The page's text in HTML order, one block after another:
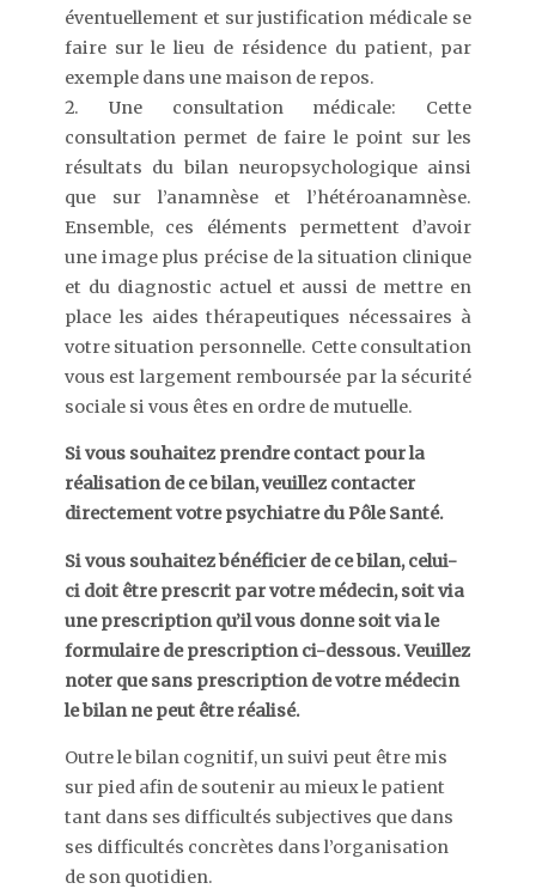
éventuellement et sur justification médicale se
faire sur le lieu de résidence du patient, par
exemple dans une maison de repos.
Une consultation médicale: Cette
consultation permet de faire le point sur les
résultats du bilan neuropsychologique ainsi
que sur l’anamnèse et l’hétéroanamnèse.
Ensemble, ces éléments permettent d’avoir
une image plus précise de la situation clinique
et du diagnostic actuel et aussi de mettre en
place les aides thérapeutiques nécessaires à
votre situation personnelle. Cette consultation
vous est largement remboursée par la sécurité
sociale si vous êtes en ordre de mutuelle.
Si vous souhaitez prendre contact pour la
réalisation de ce bilan, veuillez contacter
directement votre psychiatre du Pôle Santé.
Si vous souhaitez bénéficier de ce bilan, celui-
ci doit être prescrit par votre médecin, soit via
une prescription qu’il vous donne soit via le
formulaire de prescription ci-dessous. Veuillez
noter que sans prescription de votre médecin
le bilan ne peut être réalisé.
Outre le bilan cognitif, un suivi peut être mis
sur pied afin de soutenir au mieux le patient
tant dans ses difficultés subjectives que dans
ses difficultés concrètes dans l’organisation
de son quotidien.